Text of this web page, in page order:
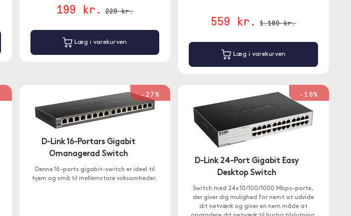
199 kr. 229 kr.
Læg i varekurven
559 kr. 1.189 kr.
Læg i varekurven
-27%
D-Link 16-Portars Gigabit
Omanagerad Switch
Denne 16-ports gigabit-switch er ideel til
hjem og små til mellemstore virksomheder.
-18%
D-Link 24-Port Gigabit Easy
Desktop Switch
Switch med 24x 10/100/1000 Mbps-porte,
der giver dig mulighed for nemt at udvide
dit netværk og giver en nem måde at